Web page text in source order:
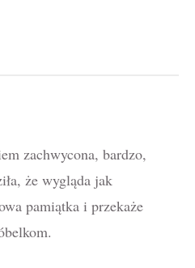
zachwycona, bardzo,
że wygląda jak
pamiątka i przekaże